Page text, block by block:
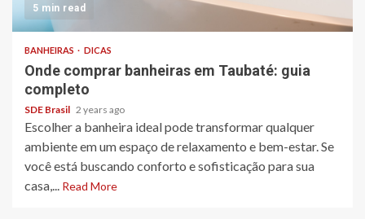
5 min read
BANHEIRAS DICAS
Onde comprar banheiras em Taubaté: guia
completo
SDE Brasil 2 years ago
Escolher a banheira ideal pode transformar qualquer
ambiente em um espaço de relaxamento e bem-estar. Se
você está buscando conforto e sofisticação para sua
casa,... Read More